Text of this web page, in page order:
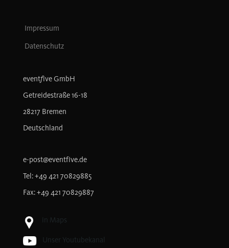
Impressum
Datenschutz
eventfive GmbH
Getreidestraße 16-18
28217 Bremen
Deutschland
e-post@eventfive.de
Tel: +49 421 70829885
Fax: +49 421 70829887
in Maps
Unser Youtubekanal